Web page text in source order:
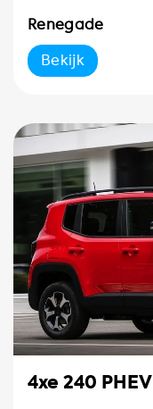
Renegade
Bekijk
4xe 240 PHEV